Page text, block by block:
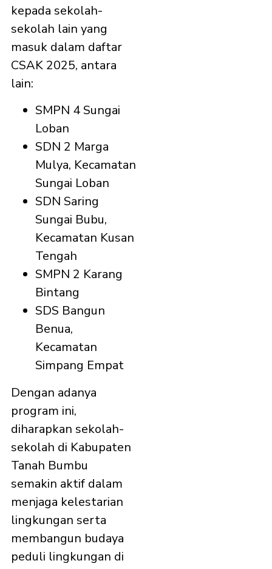
kepada sekolah-
sekolah lain yang
masuk dalam daftar
CSAK 2025, antara
lain:
SMPN 4 Sungai
Loban
SDN 2 Marga
Mulya, Kecamatan
Sungai Loban
SDN Saring
Sungai Bubu,
Kecamatan Kusan
Tengah
SMPN 2 Karang
Bintang
SDS Bangun
Benua,
Kecamatan
Simpang Empat
Dengan adanya
program ini,
diharapkan sekolah-
sekolah di Kabupaten
Tanah Bumbu
semakin aktif dalam
menjaga kelestarian
lingkungan serta
membangun budaya
peduli lingkungan di